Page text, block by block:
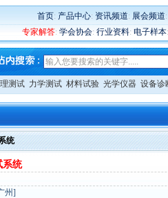
首页: 产品中心: 资讯频道: 展会频道
专家解答: 学会协会: 行业资料: 电子样本
测试 力学测试 材料试验 光学仪器 设备诊
统
系统
州]